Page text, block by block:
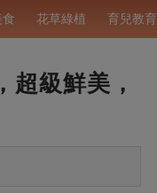
食 花草綠植 育兒教育
超級鮮美，